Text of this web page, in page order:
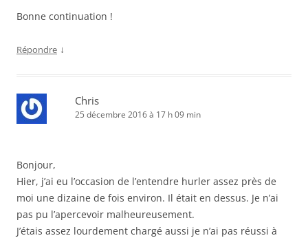
Bonne continuation !
Répondre ↓
Chris
25 décembre 2016 à 17 h 09 min
Bonjour,
Hier, j’ai eu l’occasion de l’entendre hurler assez près de
moi une dizaine de fois environ. Il était en dessus. Je n’ai
pas pu l’apercevoir malheureusement.
J’étais assez lourdement chargé aussi je n’ai pas réussi à